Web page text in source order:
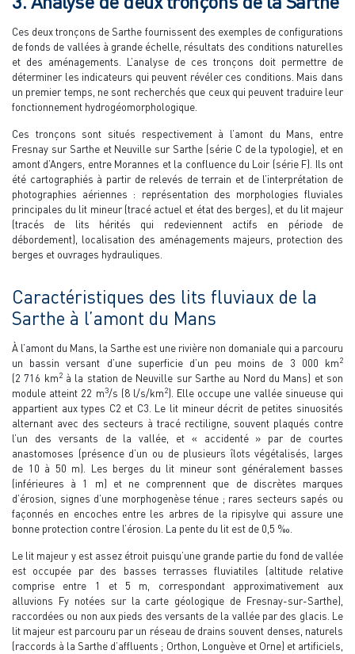
Ces deux tronçons de Sarthe fournissent des exemples de configurations
de fonds de vallées à grande échelle, résultats des conditions naturelles
et des aménagements. L’analyse de ces tronçons doit permettre de
déterminer les indicateurs qui peuvent révéler ces conditions. Mais dans
un premier temps, ne sont recherchés que ceux qui peuvent traduire leur
fonctionnement hydrogéomorphologique.
Ces tronçons sont situés respectivement à l’amont du Mans, entre
Fresnay sur Sarthe et Neuville sur Sarthe (série C de la typologie), et en
amont d’Angers, entre Morannes et la confluence du Loir (série F). Ils ont
été cartographiés à partir de relevés de terrain et de l’interprétation de
photographies aériennes : représentation des morphologies fluviales
principales du lit mineur (tracé actuel et état des berges), et du lit majeur
(tracés de lits hérités qui redeviennent actifs en période de
débordement), localisation des aménagements majeurs, protection des
berges et ouvrages hydrauliques.
Caractéristiques des lits fluviaux de la
Sarthe à l’amont du Mans
À l’amont du Mans, la Sarthe est une rivière non domaniale qui a parcouru
un bassin versant d’une superficie d’un peu moins de 3 000 km2
(2 716 km2à la station de Neuville sur Sarthe au Nord du Mans) et son
module atteint 22 m3/s (8 l/s/km2). Elle occupe une vallée sinueuse qui
appartient aux types C2 et C3. Le lit mineur décrit de petites sinuosités
alternant avec des secteurs à tracé rectiligne, souvent plaqués contre
l’un des versants de la vallée, et « accidenté » par de courtes
anastomoses (présence d’un ou de plusieurs îlots végétalisés, larges
de 10 à 50 m). Les berges du lit mineur sont généralement basses
(inférieures à 1 m) et ne comprennent que de discrètes marques
d’érosion, signes d’une morphogenèse ténue ; rares secteurs sapés ou
façonnés en encoches entre les arbres de la ripisylve qui assure une
bonne protection contre l’érosion. La pente du lit est de 0,5 ‰.
Le lit majeur y est assez étroit puisqu’une grande partie du fond de vallée
est occupée par des basses terrasses fluviatiles (altitude relative
comprise entre 1 et 5 m, correspondant approximativement aux
alluvions Fy notées sur la carte géologique de Fresnay-sur-Sarthe),
raccordées ou non aux pieds des versants de la vallée par des glacis. Le
lit majeur est parcouru par un réseau de drains souvent denses, naturels
(raccords à la Sarthe d’affluents ; Orthon, Longuève et Orne) et artificiels,